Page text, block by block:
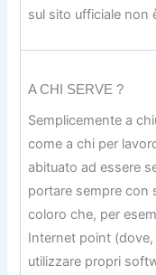
sul sito ufficiale non
A CHI SERVE ?
Semplicemente a
come a chi per
abituato ad essere
portare sempre con
coloro che, per
Internet point
utilizzare propri